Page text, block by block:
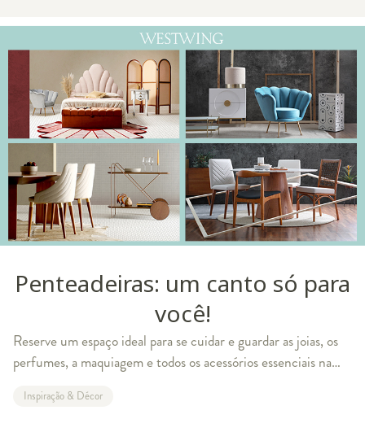
Penteadeiras: um canto só para
você!
Reserve um espaço ideal para se cuidar e guardar as joias, os
perfumes, a maquiagem e todos os acessórios essenciais na
quarto ou banheiro.
Inspiração & Décor